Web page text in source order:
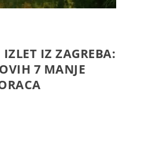
IZ ZAGREBA:
7 MANJE